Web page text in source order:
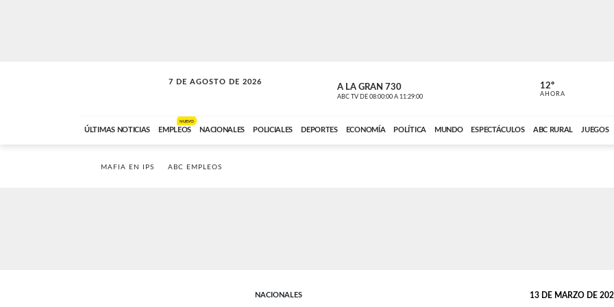
7 DE AGOSTO DE 2026
LA INCONDICIONAL A LA GRAN 730
ABC TV DE 08:00:00 A 11:29:00 ABC CARDINAL
12º
AHORA
ÚLTIMAS NOTICIAS EMPLEOS
NUEVO
NACIONALES POLICIALES DEPORTES ECONOMÍA POLÍTICA MUNDO ESPECTÁCULOS ABC RURAL JUEGOS
MAFIA EN IPS ABC EMPLEOS
NACIONALES 13 DE MARZO DE